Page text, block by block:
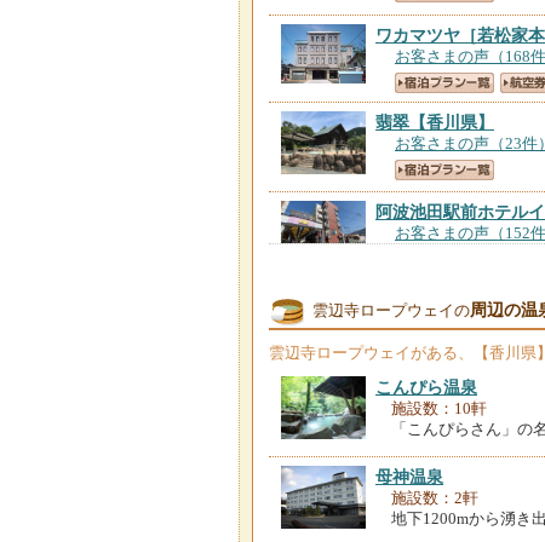
ワカマツヤ［若松家本
お客さまの声（168件
翡翠 【香川県】
お客さまの声（23件）
阿波池田駅前ホテル
お客さまの声（152件
ビジネスホテル阿波
お客さまの声（81件
ホテルルートイン観音
お客さまの声（123件
ファミリーロッジ旅
お客さまの声（99件）
雲辺寺ロープウェイの周辺の温
雲辺寺ロープウェイがある、【香川県
こんぴら温泉
施設数：10軒
「こんぴらさん」の
母神温泉
施設数：2軒
地下1200mから湧き